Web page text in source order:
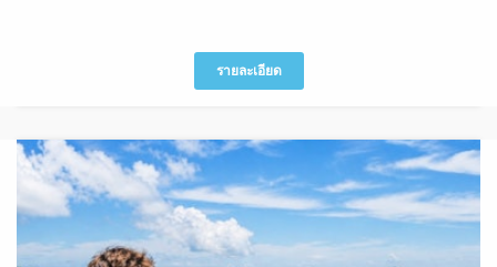
รายละเอียด